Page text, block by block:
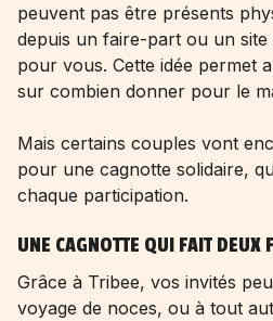
peuvent pas être présents
depuis un faire-part ou un site
pour vous. Cette idée permet
sur combien donner pour le
Mais certains couples vont
pour une cagnotte solidaire,
chaque participation.
UNE CAGNOTTE QUI FAIT DEUX
Grâce à Tribee, vos invités
voyage de noces, ou à tout